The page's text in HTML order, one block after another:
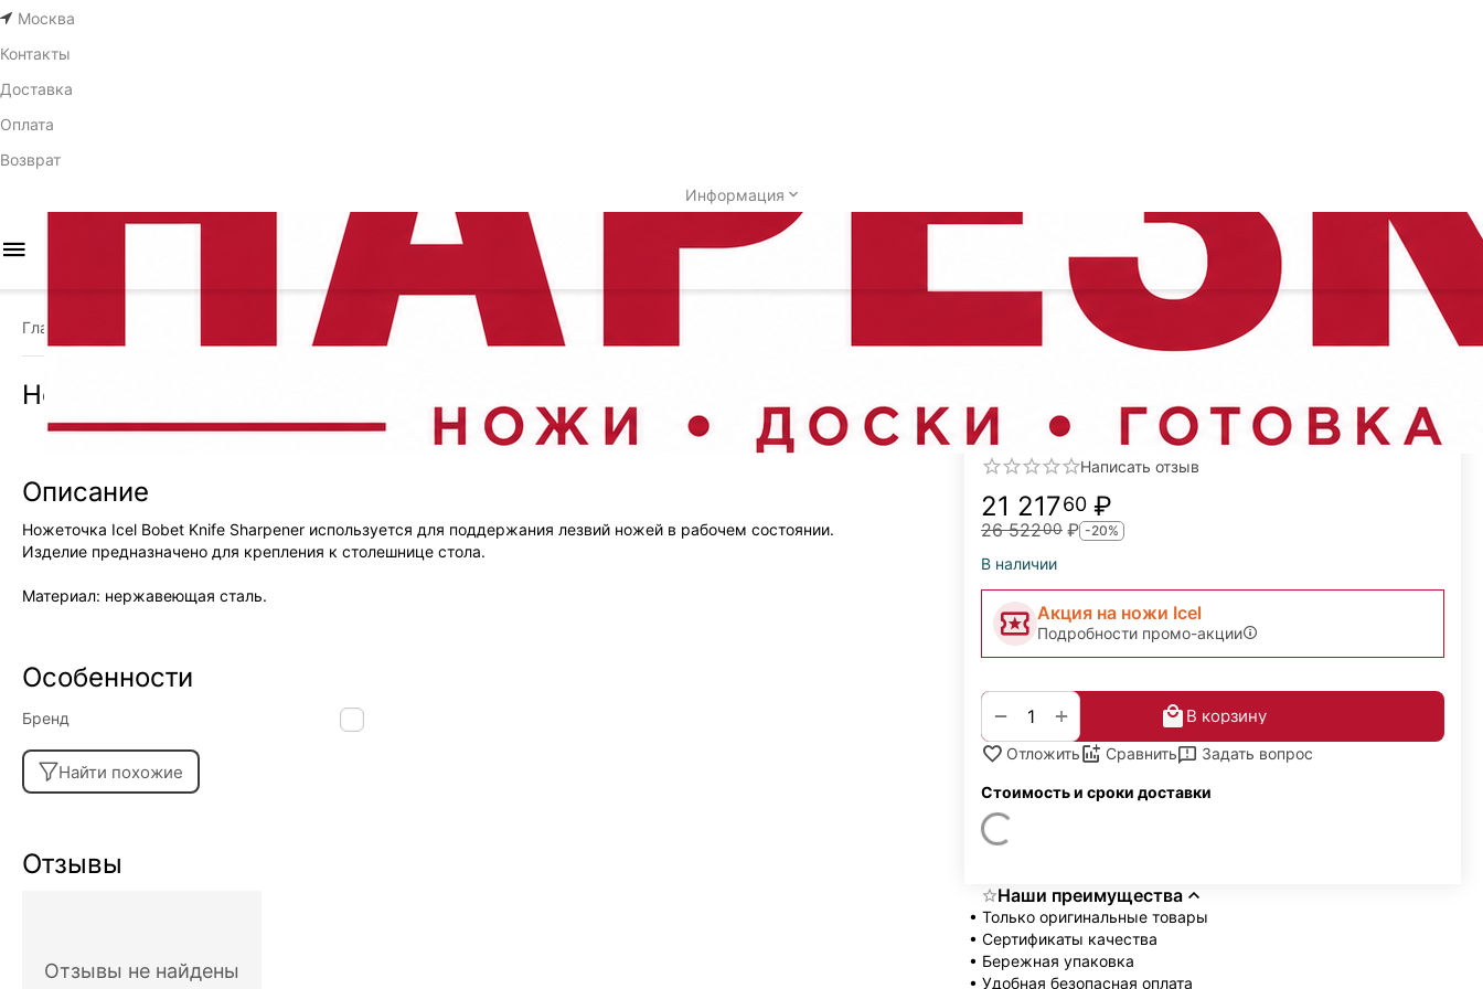
Москва
Контакты
Доставка
Оплата
Возврат
Информация
Главная Точилки для ножей Точилки механические Точилки механические Icel Ножеточка ручная с 1-м слотом Bobet, Icel
Ножеточка ручная с 1-м слотом Bobet, Icel
Написать отзыв
21 21760 ₽
26 52200 ₽ -20%
В наличии
Акция на ножи Icel
Подробности промо-акции
+
− В корзину
Отложить Сравнить Задать вопрос
Стоимость и сроки доставки
Наши преимущества
• Только оригинальные товары
• Сертификаты качества
• Бережная упаковка
• Удобная безопасная оплата
Описание
Ножеточка Icel Bobet Knife Sharpener используется для поддержания лезвий ножей в рабочем состоянии.
Изделие предназначено для крепления к столешнице стола.
Материал: нержавеющая сталь.
Особенности
Бренд Icel
Найти похожие
Отзывы
Отзывы не найдены